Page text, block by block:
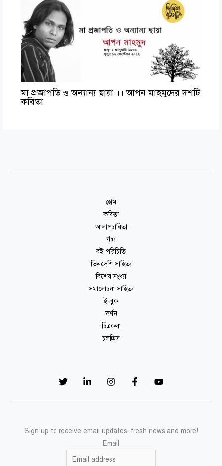
মা প্রজাপতি ও অন্যান্য ছায়া ।। আপন মাহমুদের দশটি
কবিতা
হোম
কবিতা
আলাপচারিতা
গদ্য
বই পরিচিতি
ভিনদেশি সাহিত্য
বিশেষ সংখ্যা
সমালোচনা সাহিত্য
ই-বুক
দর্শন
চিত্রকলা
চলচ্চিত্র
Sign up to receive email updates, fresh news and more!
Email